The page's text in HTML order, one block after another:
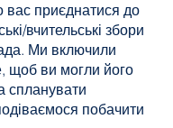
вас приєднатися до
вчительські збори
Ми включили
щоб ви могли його
спланувати
побачити